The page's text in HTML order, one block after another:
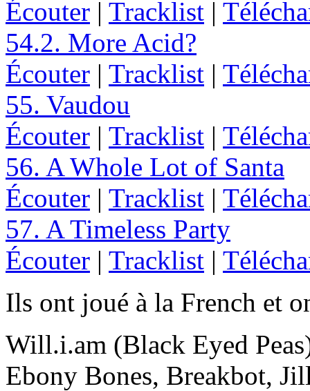
Écouter | Tracklist |
54.2. More Acid?
Écouter | Tracklist |
55. Vaudou
Écouter | Tracklist |
56. A Whole Lot of Santa
Écouter | Tracklist |
57. A Timeless Party
Écouter | Tracklist |
Ils ont joué à la French et
Will.i.am (Black Eyed
Ebony Bones, Breakbot,